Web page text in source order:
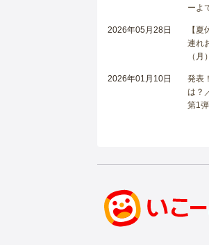
ーよ
2026年05月28日
【
連れ
（月
2026年01月10日
発表
は？
第1弾